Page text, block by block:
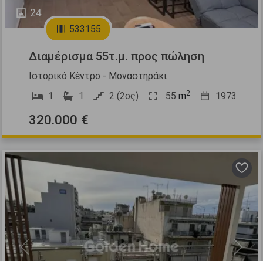
24
533155
Διαμέρισμα 55τ.μ. προς πώληση
Ιστορικό Κέντρο - Μοναστηράκι
1
1 2 (2ος) 55 m2 1973
320.000 €
Previous Next